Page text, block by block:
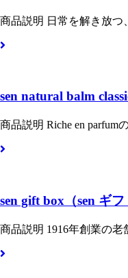
商品説明 日常を解き放つ
sen natural balm
商品説明 Riche en parfum
sen gift box（sen ギフ
商品説明 1916年創業の